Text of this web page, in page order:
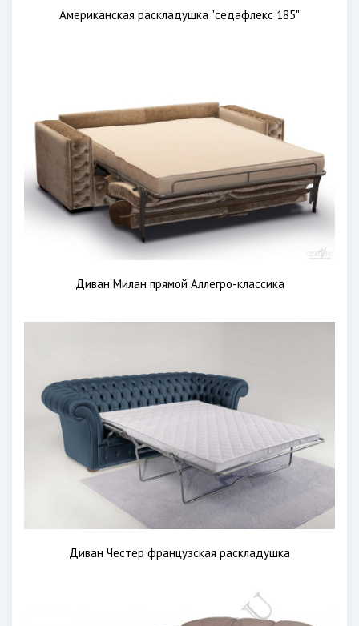
Американская раскладушка "седафлекс 185"
Диван Милан прямой Аллегро-классика
Диван Честер французская раскладушка